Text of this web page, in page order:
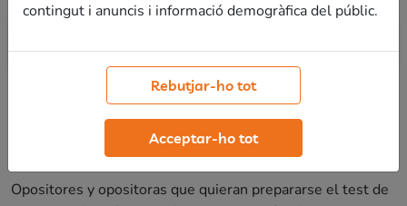
¿A quién va dirigido?
Opositores y opositoras que quieran prepararse el test de
contingut i anuncis i informació demogràfica del públic.
Rebutjar-ho tot
Acceptar-ho tot